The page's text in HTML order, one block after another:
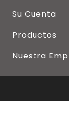
Su Cuenta
Productos
Nuestra